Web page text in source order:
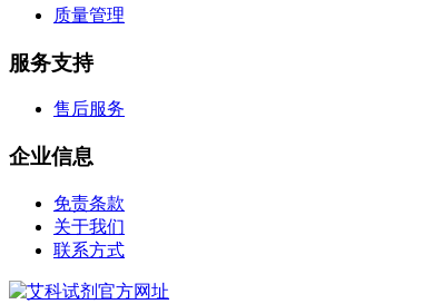
温
钨
烯
锡
溴
盐
吲哚
锗
质量管理
服务支持
售后服务
企业信息
免责条款
关于我们
联系方式